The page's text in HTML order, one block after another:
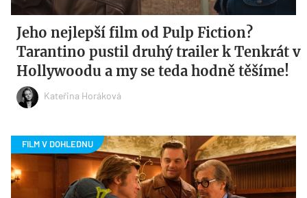
Jeho nejlepší film od Pulp Fiction?
Tarantino pustil druhý trailer k Tenkrát v
Hollywoodu a my se teda hodně těšíme!
Kateřina Horáková